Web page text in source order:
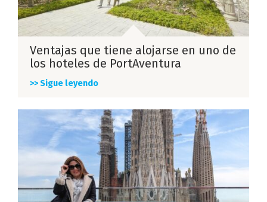
Ventajas que tiene alojarse en uno de
los hoteles de PortAventura
>> Sigue leyendo